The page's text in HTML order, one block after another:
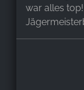
war alles